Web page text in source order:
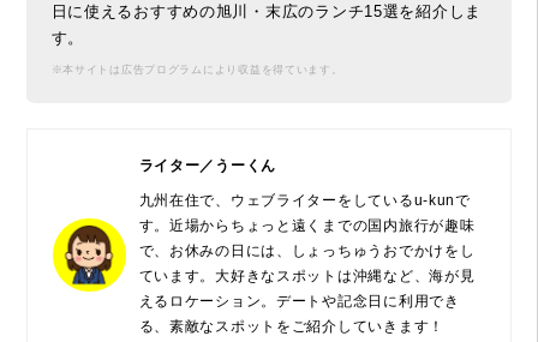
日に使えるおすすめの旭川・末広のランチ15選を紹介しま
す。
※本サイトは広告プログラムにより収益を得ています。
ライター／うーくん
九州在住で、ウェブライターをしているu-kunで
す。近場からちょっと遠くまでの国内旅行が趣味
で、お休みの日には、しょっちゅうおでかけをし
ています。大好きなスポットは沖縄など、海が見
えるロケーション。デートや記念日に利用でき
る、素敵なスポットをご紹介していきます！